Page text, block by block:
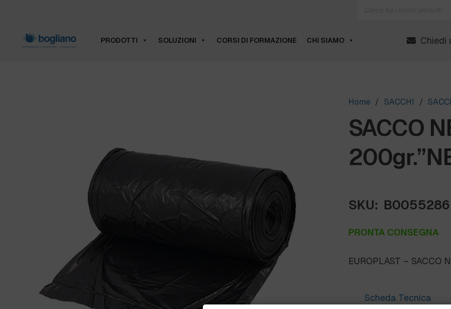
PRODOTTI SOLUZIONI CORSI DI FORMAZIONE CHI SIAMO Chiedi
Home / SACCHI /
SACCO
SKU: B0055286
PRONTA CONSEGNA
EUROPLAST – SACCO
Scheda Tecnica